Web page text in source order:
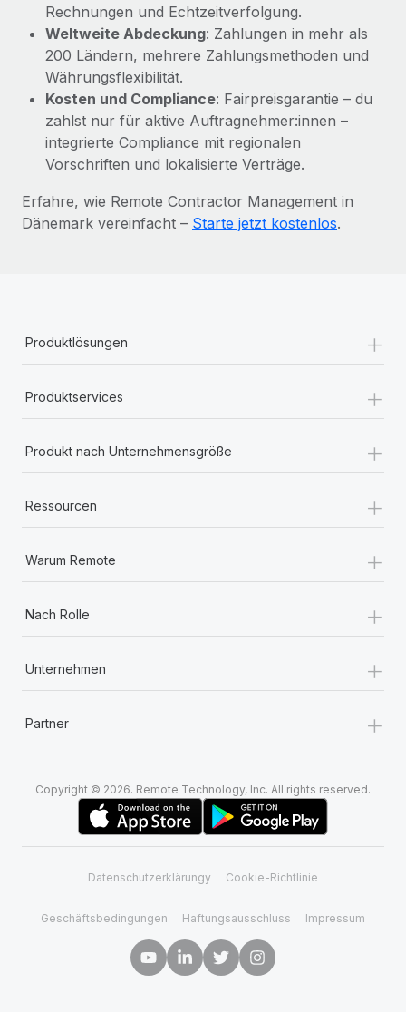
Rechnungen und Echtzeitverfolgung.
Weltweite Abdeckung: Zahlungen in mehr als
200 Ländern, mehrere Zahlungsmethoden und
Währungsflexibilität.
Kosten und Compliance: Fairpreisgarantie – du
zahlst nur für aktive Auftragnehmer:innen –
integrierte Compliance mit regionalen
Vorschriften und lokalisierte Verträge.
Erfahre, wie Remote Contractor Management in
Dänemark vereinfacht – Starte jetzt kostenlos.
Produktlösungen +
Produktservices +
Produkt nach Unternehmensgröße +
Ressourcen +
Warum Remote +
Nach Rolle +
Unternehmen +
Partner +
Copyright © 2026. Remote Technology, Inc. All rights reserved.
Datenschutzerklärungy Cookie-Richtlinie
Geschäftsbedingungen Haftungsausschluss Impressum